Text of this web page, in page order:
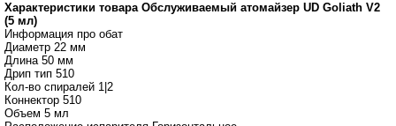
Характеристики товара Обслуживаемый атомайзер UD Goliath V2
(5 мл)
Информация про обат
Диаметр 22 мм
Длина 50 мм
Дрип тип 510
Кол-во спиралей 1|2
Коннектор 510
Объем 5 мл